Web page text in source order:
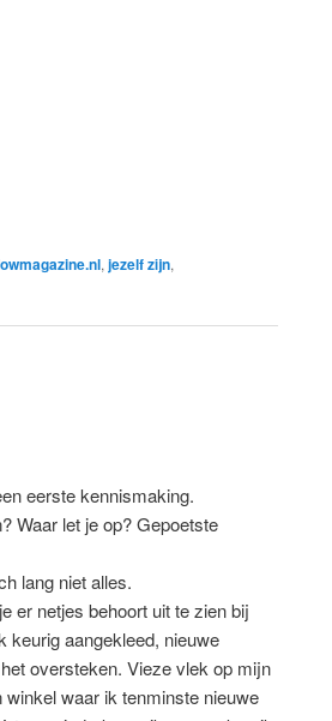
, jezelf zijn,
eerste kennismaking.
Waar let je op? Gepoetste
lang niet alles.
er netjes behoort uit te zien bij
keurig aangekleed, nieuwe
oversteken. Vieze vlek op mijn
waar ik tenminste nieuwe